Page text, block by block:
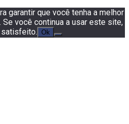
garantir que você tenha a melhor
você continua a usar este site,
Ok